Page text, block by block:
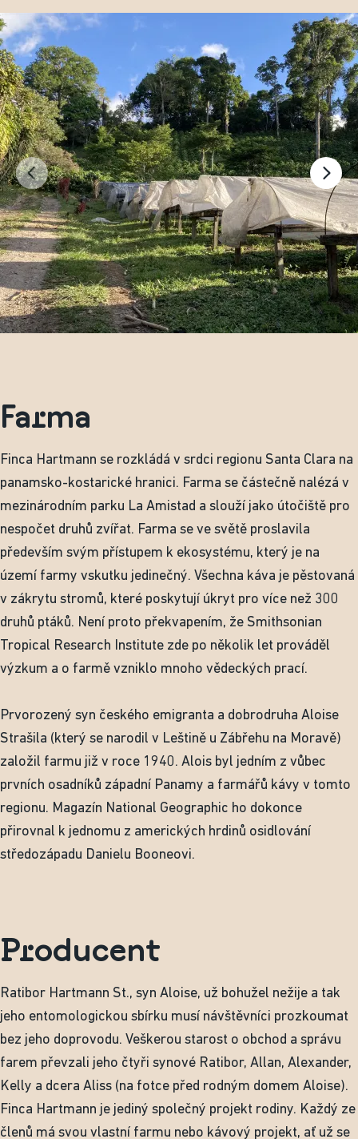
Farma
Finca Hartmann se rozkládá v srdci regionu Santa Clara na
panamsko-kostarické hranici. Farma se částečně nalézá v
mezinárodním parku La Amistad a slouží jako útočiště pro
nespočet druhů zvířat. Farma se ve světě proslavila
především svým přístupem k ekosystému, který je na
území farmy vskutku jedinečný. Všechna káva je pěstovaná
v zákrytu stromů, které poskytují úkryt pro více než 300
druhů ptáků. Není proto překvapením, že Smithsonian
Tropical Research Institute zde po několik let prováděl
výzkum a o farmě vzniklo mnoho vědeckých prací.
Prvorozený syn českého emigranta a dobrodruha Aloise
Strašila (který se narodil v Leštině u Zábřehu na Moravě)
založil farmu již v roce 1940. Alois byl jedním z vůbec
prvních osadníků západní Panamy a farmářů kávy v tomto
regionu. Magazín National Geographic ho dokonce
přirovnal k jednomu z amerických hrdinů osidlování
středozápadu Danielu Booneovi.
Producent
Ratibor Hartmann St., syn Aloise, už bohužel nežije a tak
jeho entomologickou sbírku musí návštěvníci prozkoumat
bez jeho doprovodu. Veškerou starost o obchod a správu
farem převzali jeho čtyři synové Ratibor, Allan, Alexander,
Kelly a dcera Aliss (na fotce před rodným domem Aloise).
Finca Hartmann je jediný společný projekt rodiny. Každý ze
členů má svou vlastní farmu nebo kávový projekt, ať už se